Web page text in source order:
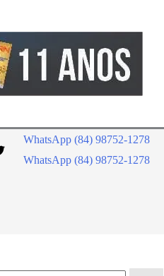
WhatsApp (84) 98752-1278
WhatsApp (84) 98752-1278